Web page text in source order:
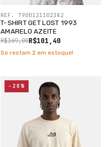
T-SHIRT GET LOST 1993
AMARELO AZEITE
R$101,40
R$169,00
REF. 7900121102382
Só restam 2 em estoque!
-20%